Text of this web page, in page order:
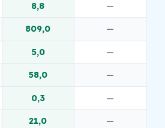
8,8 —
809,0 —
5,0 —
58,0 —
0,3 —
21,0 —